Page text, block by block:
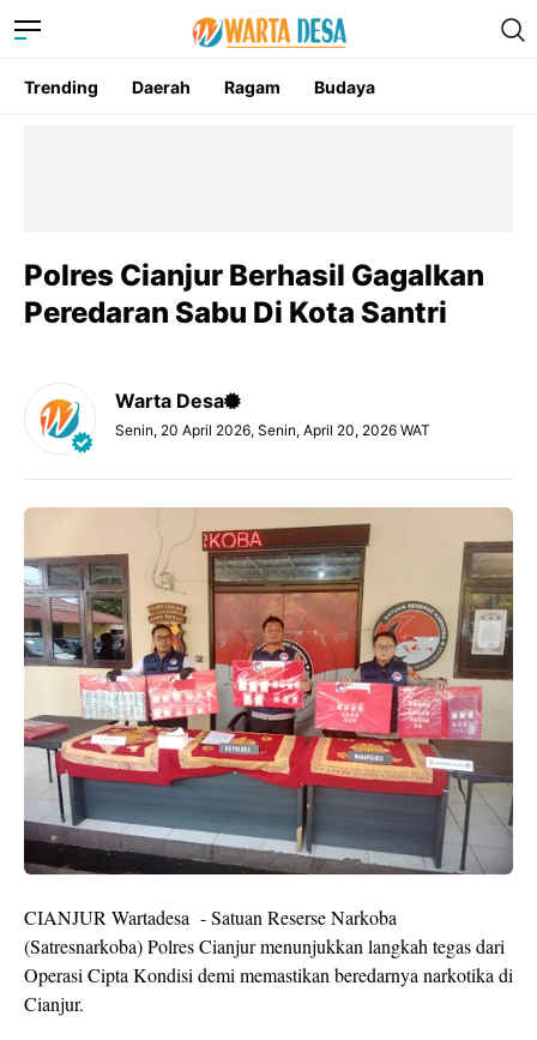
Trending Daerah Ragam Budaya
Polres Cianjur Berhasil Gagalkan
Peredaran Sabu Di Kota Santri
Warta Desa
Senin, 20 April 2026, Senin, April 20, 2026 WAT
CIANJUR Wartadesa - Satuan Reserse Narkoba
(Satresnarkoba) Polres Cianjur menunjukkan langkah tegas dari
Operasi Cipta Kondisi demi memastikan beredarnya narkotika di
Cianjur.